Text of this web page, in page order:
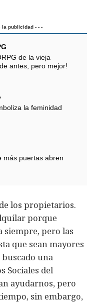
la publicidad - - -
de la vieja
antes, pero mejor!
la feminidad
más puertas abren
los propietarios.
porque
siempre, pero las
que sean mayores
una
Sociales del
ayudarnos, pero
sin embargo,